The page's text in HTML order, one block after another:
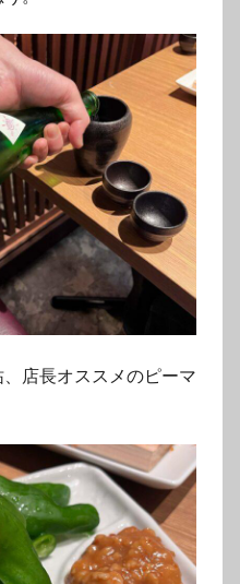
店長オススメのピーマ